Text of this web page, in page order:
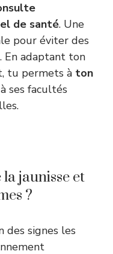
de santé. Une
pour éviter des
. En adaptant ton
tu permets à ton
ses facultés
jaunisse et
?
des signes les